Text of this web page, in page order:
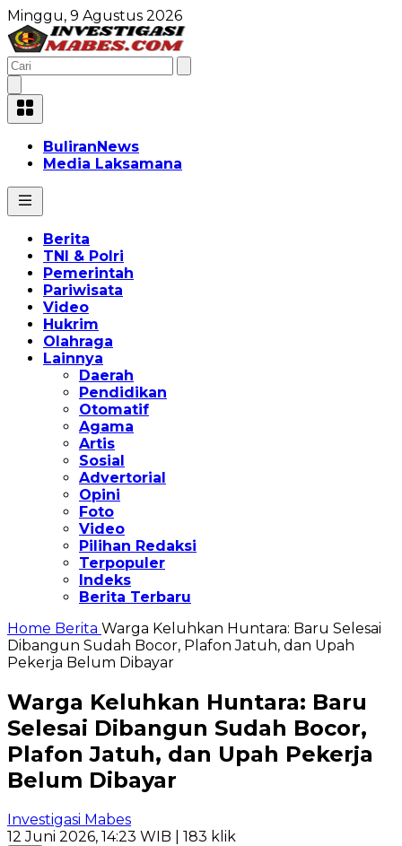
Minggu, 9 Agustus 2026
BuliranNews
Media Laksamana
Berita
TNI & Polri
Pemerintah
Pariwisata
Video
Hukrim
Olahraga
Lainnya
Daerah
Pendidikan
Otomatif
Agama
Artis
Sosial
Advertorial
Opini
Foto
Video
Pilihan Redaksi
Terpopuler
Indeks
Berita Terbaru
Home Berita Warga Keluhkan Huntara: Baru Selesai
Dibangun Sudah Bocor, Plafon Jatuh, dan Upah
Pekerja Belum Dibayar
Warga Keluhkan Huntara: Baru
Selesai Dibangun Sudah Bocor,
Plafon Jatuh, dan Upah Pekerja
Belum Dibayar
Investigasi Mabes
12 Juni 2026, 14:23 WIB | 183 klik